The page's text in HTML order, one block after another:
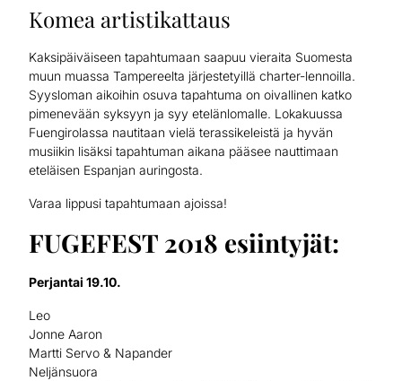
Komea artistikattaus
Kaksipäiväiseen tapahtumaan saapuu vieraita Suomesta
muun muassa Tampereelta järjestetyillä charter-lennoilla.
Syysloman aikoihin osuva tapahtuma on oivallinen katko
pimenevään syksyyn ja syy etelänlomalle. Lokakuussa
Fuengirolassa nautitaan vielä terassikeleistä ja hyvän
musiikin lisäksi tapahtuman aikana pääsee nauttimaan
eteläisen Espanjan auringosta.
Varaa lippusi tapahtumaan ajoissa!
FUGEFEST 2018 esiintyjät:
Perjantai 19.10.
Leo
Jonne Aaron
Martti Servo & Napander
Neljänsuora